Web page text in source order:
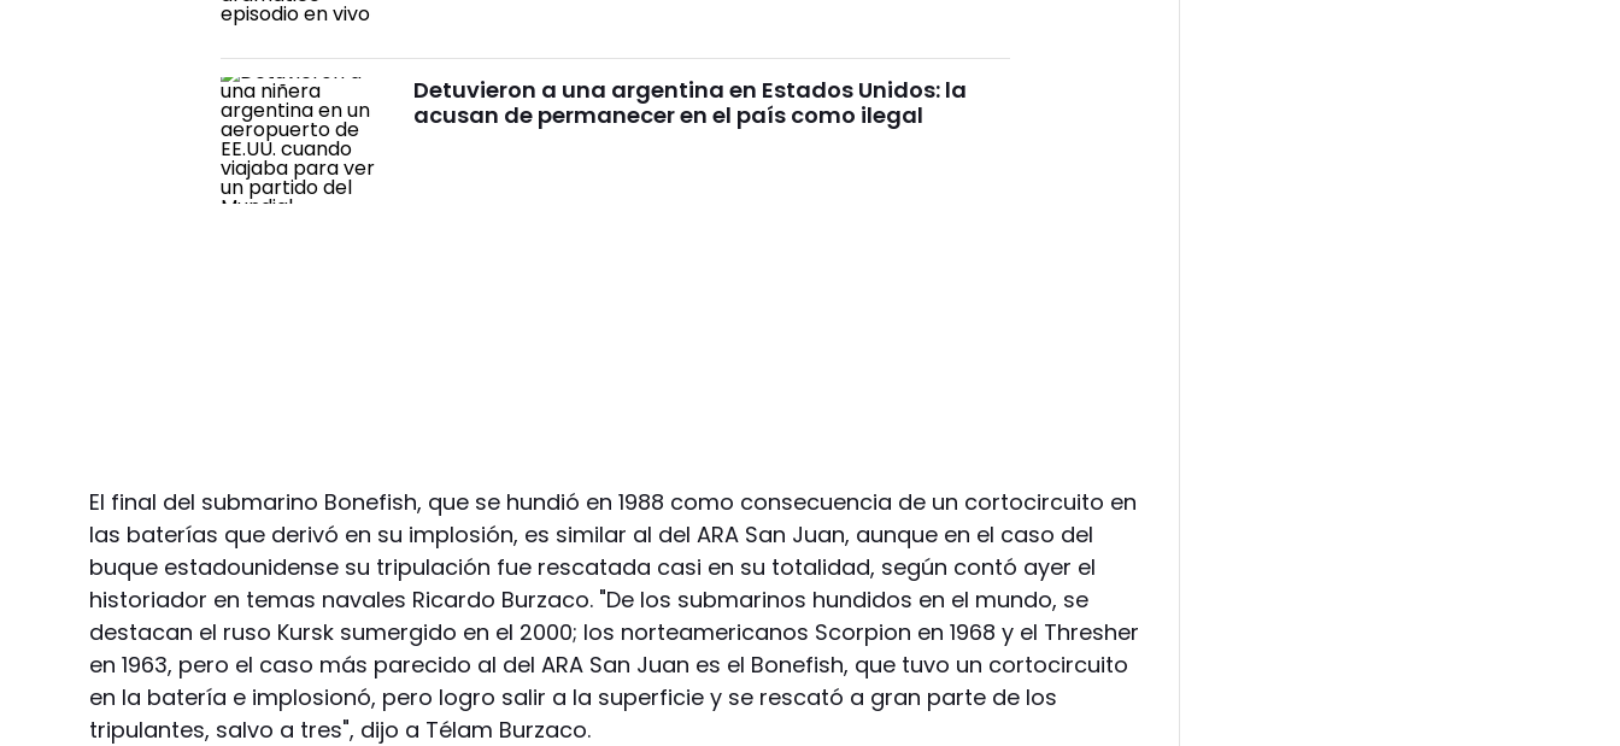
Detuvieron a una argentina en Estados Unidos: la
acusan de permanecer en el país como ilegal
El final del submarino Bonefish, que se hundió en 1988 como consecuencia de un cortocircuito en
las baterías que derivó en su implosión, es similar al del ARA San Juan, aunque en el caso del
buque estadounidense su tripulación fue rescatada casi en su totalidad, según contó ayer el
historiador en temas navales Ricardo Burzaco. "De los submarinos hundidos en el mundo, se
destacan el ruso Kursk sumergido en el 2000; los norteamericanos Scorpion en 1968 y el Thresher
en 1963, pero el caso más parecido al del ARA San Juan es el Bonefish, que tuvo un cortocircuito
en la batería e implosionó, pero logro salir a la superficie y se rescató a gran parte de los
tripulantes, salvo a tres", dijo a Télam Burzaco.